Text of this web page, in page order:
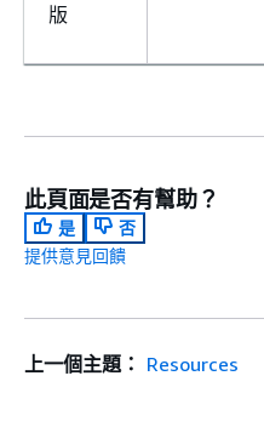
版
此頁面是否有幫助？
是
否
提供意見回饋
上一個主題： Resources